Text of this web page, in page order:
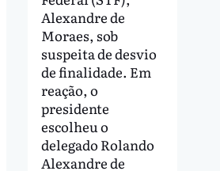
Alexandre de
Moraes, sob
suspeita de desvio
de finalidade. Em
reação, o
presidente
escolheu o
delegado Rolando
Alexandre de